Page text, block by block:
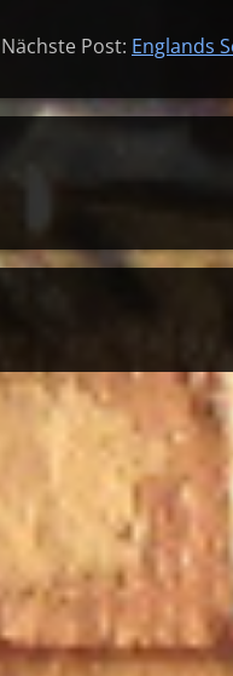
Nächste Post: Englands